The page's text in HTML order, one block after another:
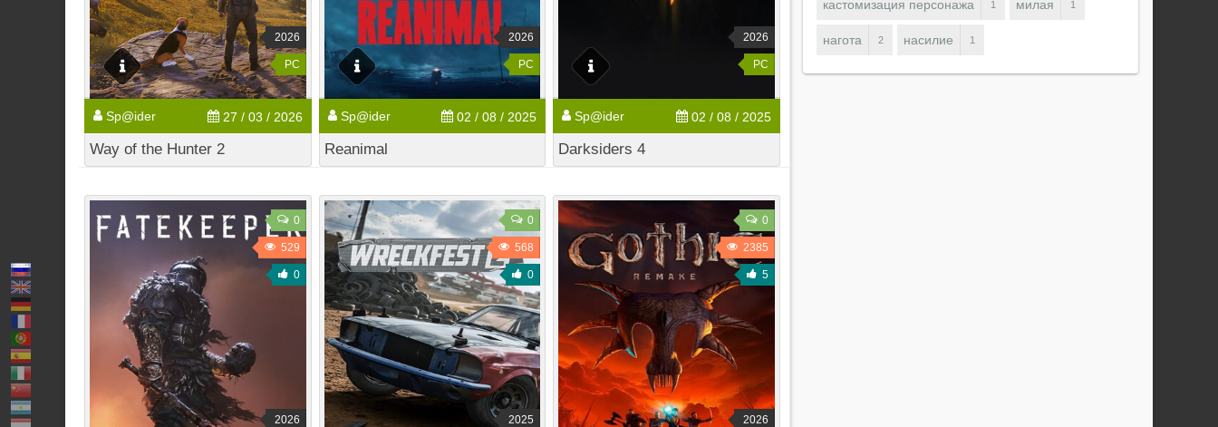
2026
PC
Sp@ider 27 / 03 / 2026
Way of the Hunter 2
2026
PC
Sp@ider 02 / 08 / 2025
Reanimal
2026
PC
Sp@ider 02 / 08 / 2025
Darksiders 4
0
529
0
2026
0
568
0
2025
0
2385
5
2026
кастомизация персонажа 1 милая 1
нагота 2 насилие 1